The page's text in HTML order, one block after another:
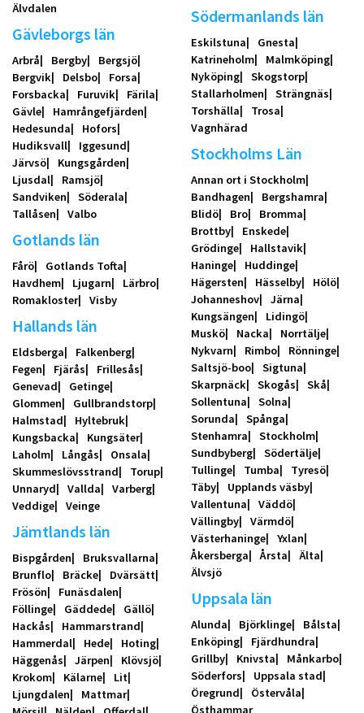
Älvdalen
Gävleborgs län
Arbrå Bergby
Bergsjö
Bergvik
Delsbo
Forsa
Forsbacka
Furuvik
Färila
Gävle
Hamrångefjärden
Hedesunda
Hofors
Hudiksvall
Iggesund
Järvsö
Kungsgården
Ljusdal
Ramsjö
Sandviken
Söderala
Tallåsen
Valbo
Gotlands län
Fårö
Gotlands Tofta
Havdhem
Ljugarn
Lärbro
Romakloster
Visby
Hallands län
Eldsberga
Falkenberg
Fegen
Fjärås
Frillesås
Genevad
Getinge
Glommen
Gullbrandstorp
Halmstad
Hyltebruk
Kungsbacka
Kungsäter
Laholm
Långås
Onsala
Skummeslövsstrand
Torup
Unnaryd
Vallda
Varberg
Veddige
Veinge
Jämtlands län
Bispgården
Bruksvallarna
Brunflo
Bräcke
Dvärsätt
Frösön
Funäsdalen
Föllinge
Gäddede
Gällö
Hackås
Hammarstrand
Hammerdal
Hede
Hoting
Häggenås
Järpen
Klövsjö
Krokom
Kälarne
Lit
Ljungdalen
Mattmar
Södermanlands län
Eskilstuna
Gnesta
Katrineholm
Malmköping
Nyköping
Skogstorp
Stallarholmen
Strängnäs
Torshälla
Trosa
Vagnhärad
Stockholms Län
Annan ort i Stockholm
Bandhagen
Bergshamra
Blidö
Bro
Bromma
Brottby
Enskede
Grödinge
Hallstavik
Haninge
Huddinge
Hägersten
Hässelby
Hölö
Johanneshov
Järna
Kungsängen
Lidingö
Muskö
Nacka
Norrtälje
Nykvarn
Rimbo
Rönninge
Saltsjö-boo
Sigtuna
Skarpnäck
Skogås
Skå
Sollentuna
Solna
Sorunda
Spånga
Stenhamra
Stockholm
Sundbyberg
Södertälje
Tullinge
Tumba
Tyresö
Täby
Upplands väsby
Vallentuna
Väddö
Vällingby
Värmdö
Västerhaninge
Yxlan
Åkersberga
Årsta
Älta
Älvsjö
Uppsala län
Alunda Björklinge
Bålsta
Enköping
Fjärdhundra
Grillby
Knivsta
Månkarbo
Söderfors
Uppsala stad
Öregrund
Östervåla